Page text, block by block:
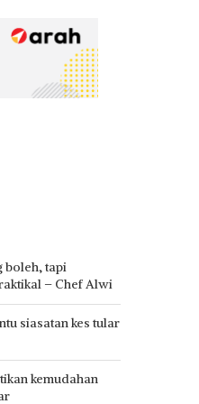
boleh, tapi
– Chef Alwi
siasatan kes tular
kemudahan